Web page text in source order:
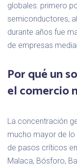
globales: primero
semiconductores,
durante años fue
de empresas
Por qué un
el comercio
La concentración
mucho mayor de lo
de pasos críticos
Malaca, Bósforo,